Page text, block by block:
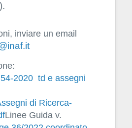
inviare un email
2020 td e assegni
di Ricerca-
Linee Guida v.